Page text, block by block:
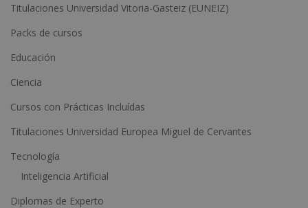
r
n
i
v
e
Titulaciones Universidad Vitoria-Gasteiz (EUNEIZ)
Packs de cursos
Educación
Ciencia
Cursos con Prácticas Incluídas
Titulaciones Universidad Europea Miguel de Cervantes
Tecnología
Inteligencia Artificial
Diplomas de Experto